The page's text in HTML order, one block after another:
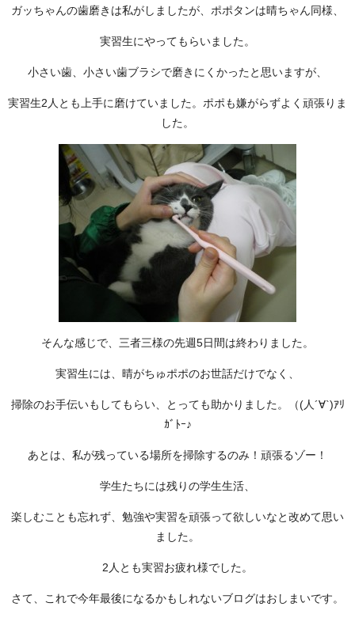
ガッちゃんの歯磨きは私がしましたが、ポポタンは晴ちゃん同様、
実習生にやってもらいました。
小さい歯、小さい歯ブラシで磨きにくかったと思いますが、
実習生2人とも上手に磨けていました。ポポも嫌がらずよく頑張りま
した。
そんな感じで、三者三様の先週5日間は終わりました。
実習生には、晴がちゅポポのお世話だけでなく、
掃除のお手伝いもしてもらい、とっても助かりました。（(人´∀`)ｱﾘ
ｶﾞﾄｰ♪
あとは、私が残っている場所を掃除するのみ！頑張るゾー！
学生たちには残りの学生生活、
楽しむことも忘れず、勉強や実習を頑張って欲しいなと改めて思い
ました。
2人とも実習お疲れ様でした。
さて、これで今年最後になるかもしれないブログはおしまいです。